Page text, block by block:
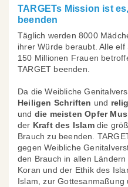
TARGETs Mission ist
beenden
Täglich werden 8000
ihrer Würde beraubt. Alle
150 Millionen Frauen
TARGET beenden.
Da die Weibliche
Heiligen Schriften und
und die meisten Opfer
der Kraft des Islamdie
Brauch zu beenden.
gegen Weibliche
den Brauch in allen
Koran und der Ethik des
Islam, zur Gottesanmaßung